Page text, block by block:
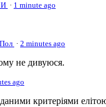
· 1 minute ago
· 2 minutes ago
не дивуюся.
ago
критеріями